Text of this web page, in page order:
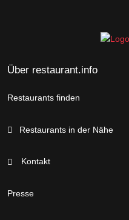
Über restaurant.info
Restaurants finden
Restaurants in der Nähe
Kontakt
Presse